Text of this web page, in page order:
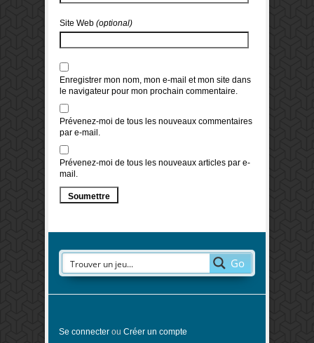
Site Web (optional)
Enregistrer mon nom, mon e-mail et mon site dans
le navigateur pour mon prochain commentaire.
Prévenez-moi de tous les nouveaux commentaires
par e-mail.
Prévenez-moi de tous les nouveaux articles par e-
mail.
Go
Se connecter ou Créer un compte